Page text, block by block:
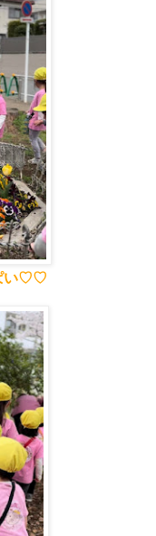
い♡♡